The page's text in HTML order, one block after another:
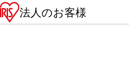
法人のお客様